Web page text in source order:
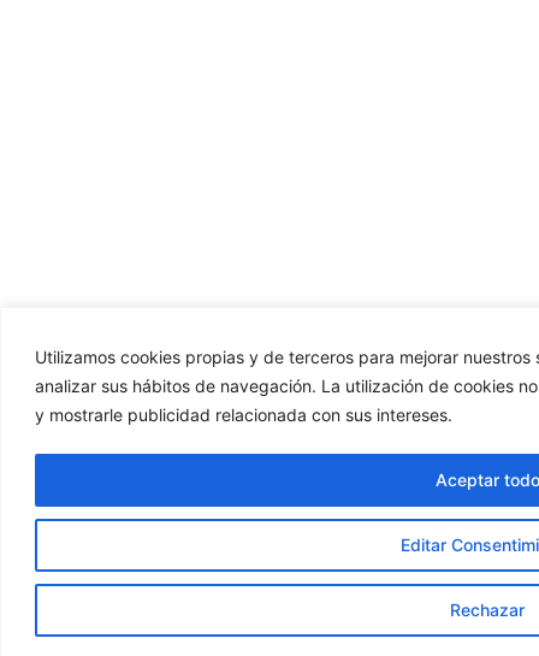
Utilizamos cookies propias y de terceros para mejorar
analizar sus hábitos de navegación. La utilización de cookies
y mostrarle publicidad relacionada con sus intereses.
Editar
Rechazar
Aceptar todo